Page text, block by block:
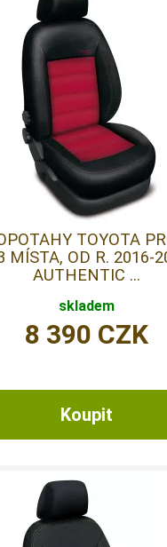
TOYOTA
MÍSTA, OD R. 2016-
AUTHENTIC ...
skladem
8 390 CZK